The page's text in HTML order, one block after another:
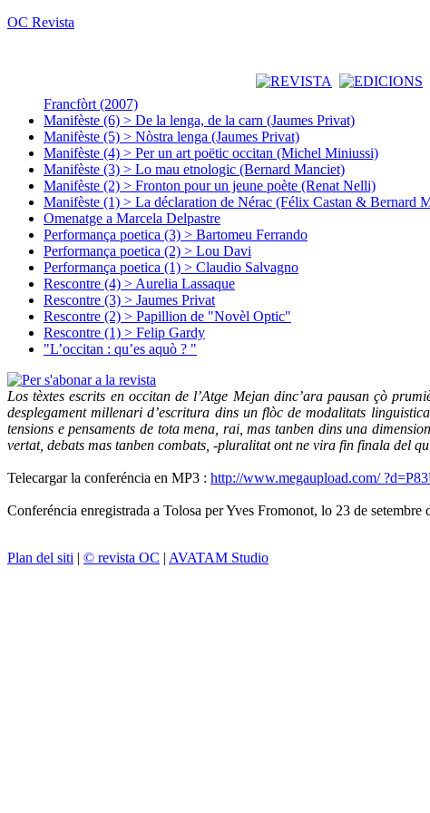
OC Revista
Francfòrt (2007)
Manifèste (6) > De la lenga, de la carn (Jaumes Privat)
Manifèste (5) > Nòstra lenga (Jaumes Privat)
Manifèste (4) > Per un art poëtic occitan (Michel Miniussi)
Manifèste (3) > Lo mau etnologic (Bernard Manciet)
Manifèste (2) > Fronton pour un jeune poète (Renat Nelli)
Manifèste (1) > La déclaration de Nérac (Félix Castan & Bernard
Omenatge a Marcela Delpastre
Performança poetica (3) > Bartomeu Ferrando
Performança poetica (2) > Lou Davi
Performança poetica (1) > Claudio Salvagno
Rescontre (4) > Aurelia Lassaque
Rescontre (3) > Jaumes Privat
Rescontre (2) > Papillion de "Novèl Optic"
Rescontre (1) > Felip Gardy
"L’occitan : qu’es aquò ? "
Los tèxtes escrits en occitan de l’Atge Mejan dinc’ara pausan çò
desplegament millenari d’escritura dins un flòc de modalitats
tensions e pensaments de tota mena, rai, mas tanben dins una
vertat, debats mas tanben combats, -pluralitat ont ne vira fin finala del
Telecargar la conferéncia en MP3 : http://www.megaupload.com/
Conferéncia enregistrada a Tolosa per Yves Fromonot, lo 23 de
Plan del siti | © revista OC | AVATAM Studio